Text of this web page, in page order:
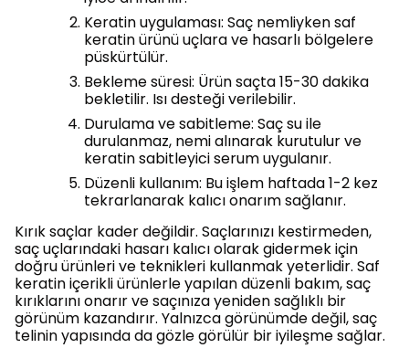
Keratin uygulaması: Saç nemliyken saf
keratin ürünü uçlara ve hasarlı bölgelere
püskürtülür.
Bekleme süresi: Ürün saçta 15-30 dakika
bekletilir. Isı desteği verilebilir.
Durulama ve sabitleme: Saç su ile
durulanmaz, nemi alınarak kurutulur ve
keratin sabitleyici serum uygulanır.
Düzenli kullanım: Bu işlem haftada 1-2 kez
tekrarlanarak kalıcı onarım sağlanır.
Kırık saçlar kader değildir. Saçlarınızı kestirmeden,
saç uçlarındaki hasarı kalıcı olarak gidermek için
doğru ürünleri ve teknikleri kullanmak yeterlidir. Saf
keratin içerikli ürünlerle yapılan düzenli bakım, saç
kırıklarını onarır ve saçınıza yeniden sağlıklı bir
görünüm kazandırır. Yalnızca görünümde değil, saç
telinin yapısında da gözle görülür bir iyileşme sağlar.